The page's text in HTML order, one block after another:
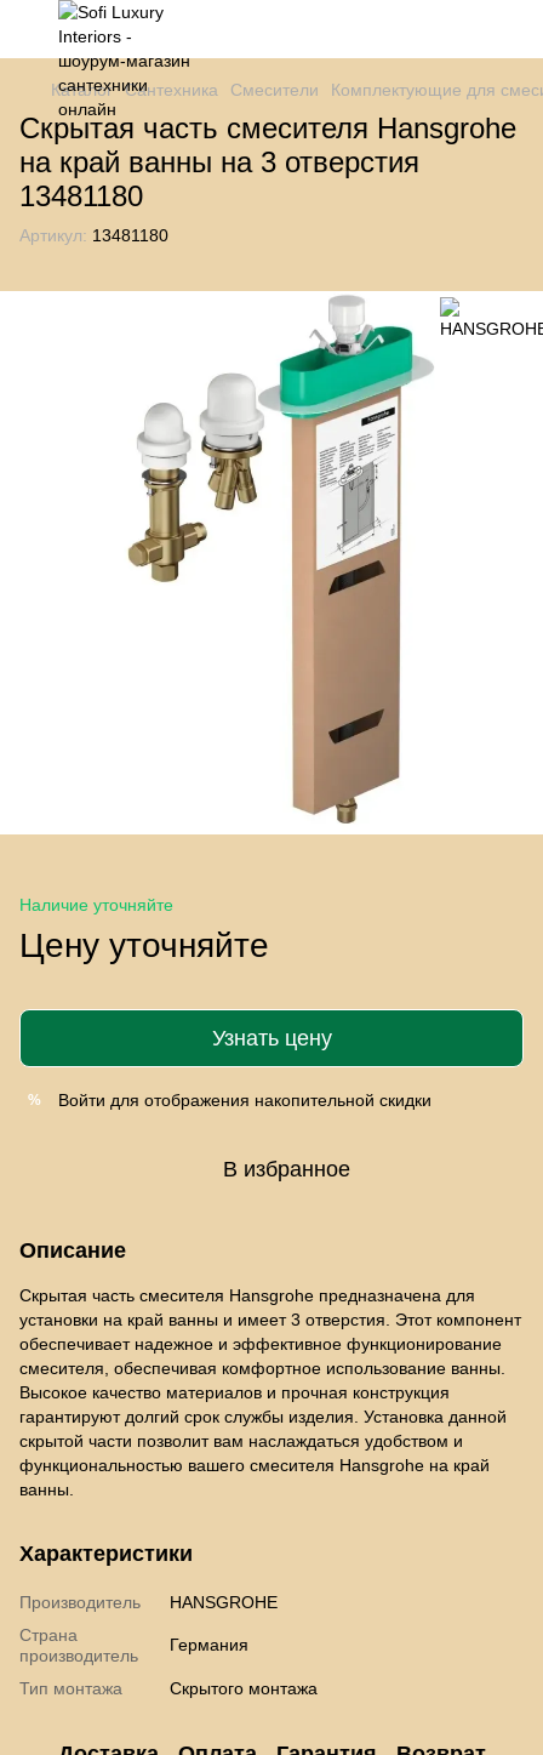
Каталог Сантехника Смесители Комплектующие для
Скрытая часть смесителя Hansgrohe
на край ванны на 3 отверстия
13481180
Артикул: 13481180
Наличие уточняйте
Цену уточняйте
Узнать цену
% Войти для отображения накопительной скидки
В избранное
Описание
Скрытая часть смесителя Hansgrohe предназначена для
установки на край ванны и имеет 3 отверстия. Этот компонент
обеспечивает надежное и эффективное функционирование
смесителя, обеспечивая комфортное использование ванны.
Высокое качество материалов и прочная конструкция
гарантируют долгий срок службы изделия. Установка данной
скрытой части позволит вам наслаждаться удобством и
функциональностью вашего смесителя Hansgrohe на край
ванны.
Характеристики
Производитель
HANSGROHE
Страна
производитель
Германия
Тип монтажа Скрытого монтажа